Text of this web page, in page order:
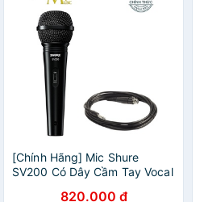
[Chính Hãng] Mic Shure
SV200 Có Dây Cầm Tay Vocal
820.000 đ